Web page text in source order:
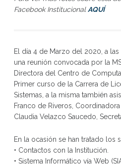
Facebook InstitucionalAQUÍ
El día 4 de Marzo del 2020, a
una reunión convocada por la
Directora del Centro de
Primer curso de la Carrera de
Sistemas, a la misma también
Franco de Riveros,
Claudia Velazco Saucedo,
En la ocasión se han tratado los
• Contactos con la Institución.
• Sistema Informático vía Web